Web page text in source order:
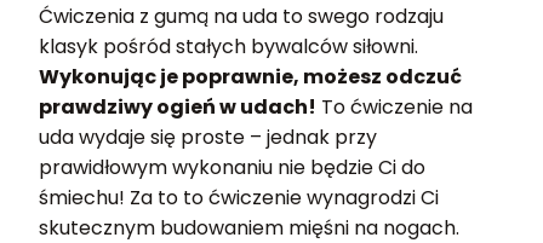
Ćwiczenia z gumą na uda to swego rodzaju
klasyk pośród stałych bywalców siłowni.
Wykonując je poprawnie, możesz odczuć
prawdziwy ogień w udach! To ćwiczenie na
uda wydaje się proste – jednak przy
prawidłowym wykonaniu nie będzie Ci do
śmiechu! Za to to ćwiczenie wynagrodzi Ci
skutecznym budowaniem mięśni na nogach.